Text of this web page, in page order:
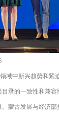
域中新兴趋势和紧
录的一致性和兼
蒙古发展与经济